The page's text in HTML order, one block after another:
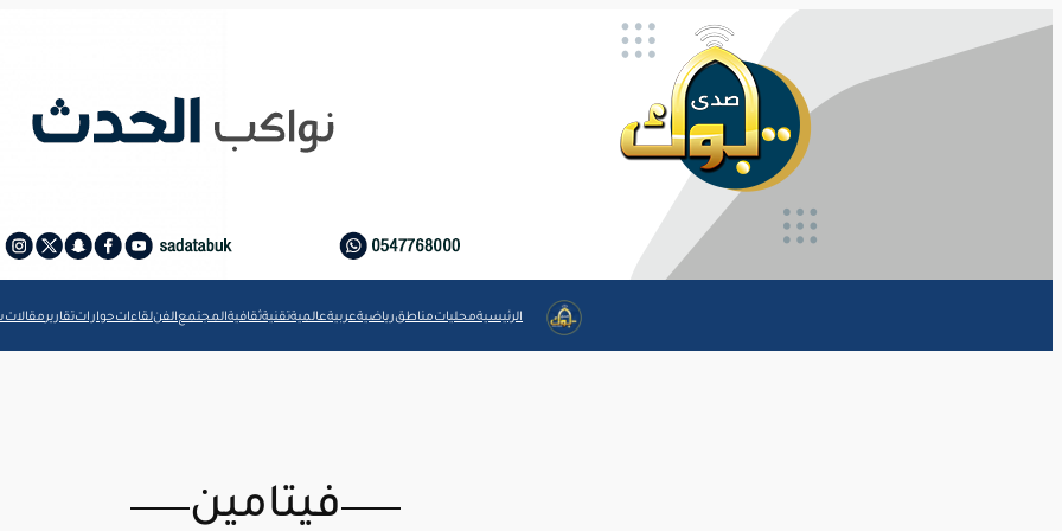
تخطى
الرئيسيةمحلياتمناطقرياضيةعربيةعالميةتقنيةثقافيةالمجتمعالفنلقاءاتحواراتتقاريرمقالات
فيتامين